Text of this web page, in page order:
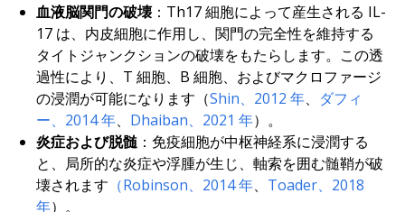
血液脳関門の破壊：Th17 細胞によって産生される IL-
17 は、内皮細胞に作用し、関門の完全性を維持する
タイトジャンクションの破壊をもたらします。この透
過性により、T 細胞、B 細胞、およびマクロファージ
の浸潤が可能になります（Shin、2012 年、 ダフィ
ー、2014 年、 Dhaiban、2021 年）。
炎症および脱髄 ：免疫細胞が中枢神経系に浸潤する
と、局所的な炎症や浮腫が生じ、軸索を囲む髄鞘が破
壊されます （Robinson、2014 年、 Toader、2018
年）。